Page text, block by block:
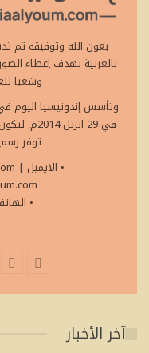
بعون الله وتوفيقه تم
بالعربية بهدف إعطاء
وشعبا
في 29
توفر
• الايميل |
• الهاتف: 3764-
آخر الأخبار